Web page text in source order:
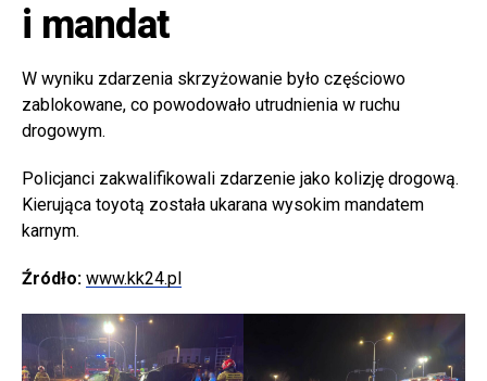
i mandat
W wyniku zdarzenia skrzyżowanie było częściowo
zablokowane, co powodowało utrudnienia w ruchu
drogowym.
Policjanci zakwalifikowali zdarzenie jako kolizję drogową.
Kierująca toyotą została ukarana wysokim mandatem
karnym.
Źródło: www.kk24.pl